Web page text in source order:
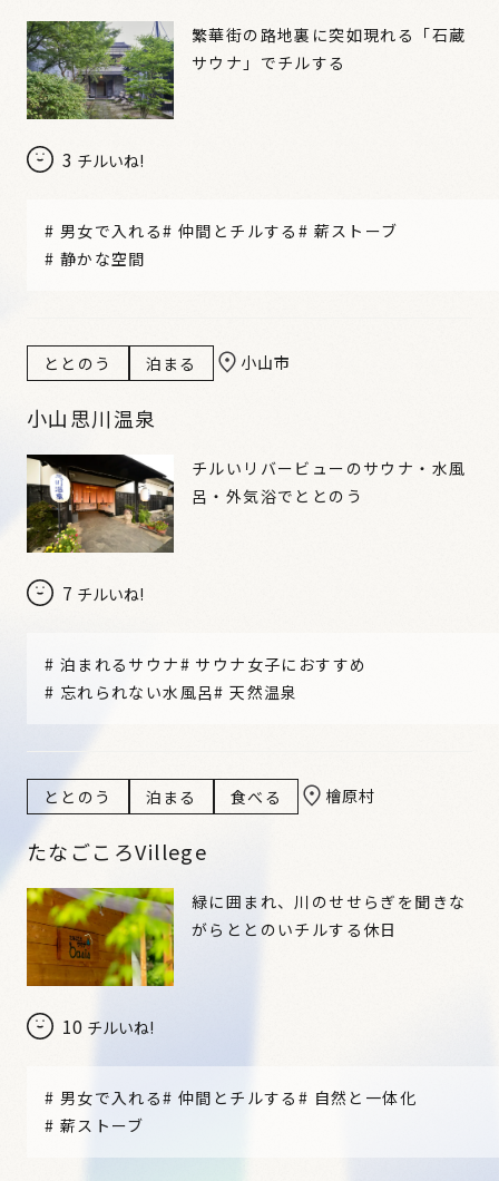
3 チルいね!
繁華街の路地裏に突如現れる「石蔵
サウナ」でチルする
# 男女で入れる#仲間とチルする # 薪ストーブ
# 静かな空間
ととのう 泊まる 小山市
小山思川温泉
7 チルいね!
チルいリバービューのサウナ・水風
呂・外気浴でととのう
# 泊まれるサウナ# サウナ女子におすすめ
# 忘れられない水風呂#天然温泉
ととのう 泊まる 食べる 檜原村
たなごころVillege
10 チルいね!
緑に囲まれ、川のせせらぎを聞きな
がらととのいチルする休日
# 男女で入れる#仲間とチルする # 自然と一体化
# 薪ストーブ